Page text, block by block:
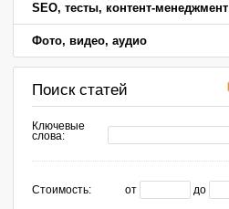
SEO, тесты, контент-менеджмент
Фото, видео, аудио
Поиск статей
Ключевые
слова:
Стоимость: от до